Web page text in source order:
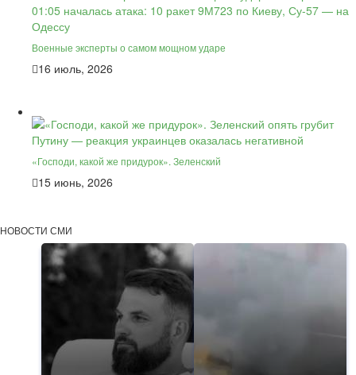
Военные эксперты о самом мощном ударе
16 июль, 2026
«Господи, какой же придурок». Зеленский
15 июнь, 2026
НОВОСТИ СМИ